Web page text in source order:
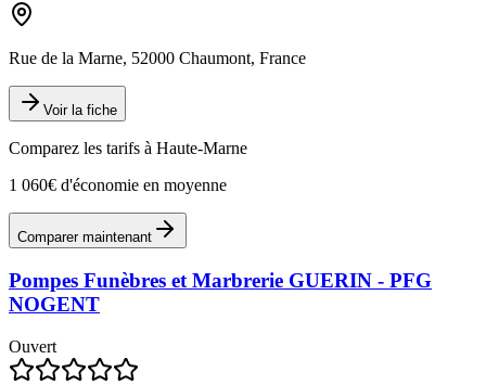
Rue de la Marne, 52000 Chaumont, France
Voir la fiche
Comparez les tarifs à Haute-Marne
1 060€ d'économie en moyenne
Comparer maintenant
Pompes Funèbres et Marbrerie GUERIN - PFG
NOGENT
Ouvert